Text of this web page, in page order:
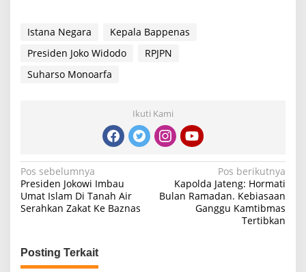
Istana Negara
Kepala Bappenas
Presiden Joko Widodo
RPJPN
Suharso Monoarfa
Ikuti Kami
Navigasi
pos
Pos sebelumnya
Presiden Jokowi Imbau
Umat Islam Di Tanah Air
Serahkan Zakat Ke Baznas
Pos berikutnya
Kapolda Jateng: Hormati
Bulan Ramadan. Kebiasaan
Ganggu Kamtibmas
Tertibkan
Posting Terkait